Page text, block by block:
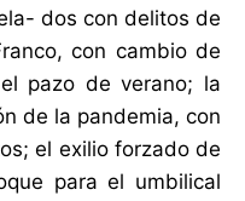
dos con delitos de
con cambio de
pazo de verano; la
de la pandemia, con
el exilio forzado de
para el umbilical